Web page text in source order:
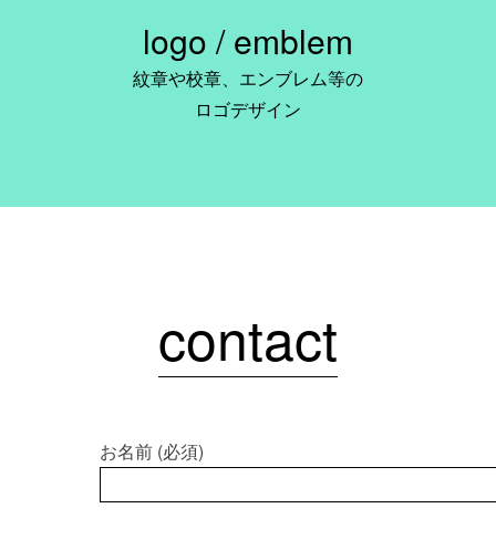
logo / emblem
紋章や校章、エンブレム等の
ロゴデザイン
contact
お名前 (必須)